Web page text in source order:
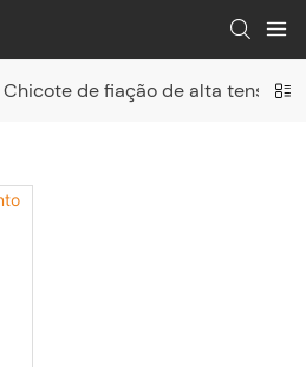
Chicote de fiação de alta tensão